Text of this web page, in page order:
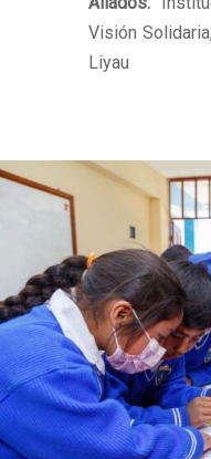
Visión
Liyau